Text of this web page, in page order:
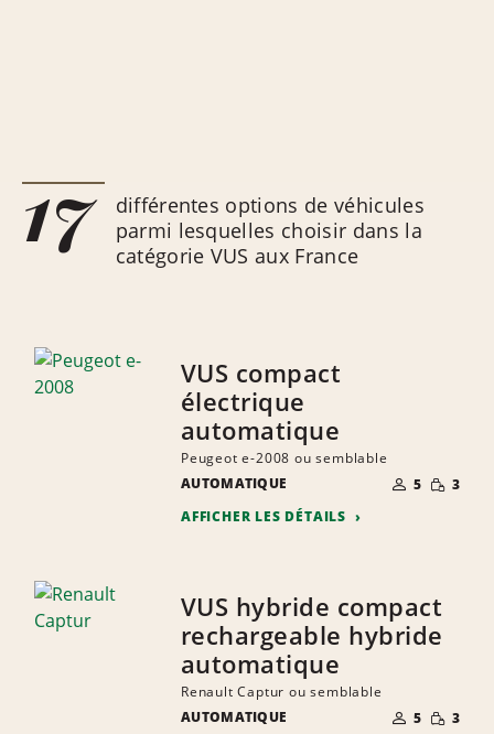
17
différentes options de véhicules
parmi lesquelles choisir dans la
catégorie VUS aux France
VUS compact
électrique
automatique
Peugeot e-2008 ou semblable
AUTOMATIQUE
NOMBRE DE
PERSONNES
5 RÉDUITE
3
AFFICHER LES DÉTAILS
VUS hybride compact
rechargeable hybride
automatique
Renault Captur ou semblable
AUTOMATIQUE
NOMBRE DE
PERSONNES
5 RÉDUITE
3